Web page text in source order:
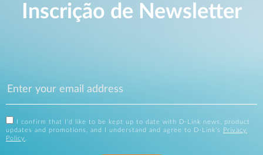
Inscrição de Newsletter
I confirm that I'd like to be kept up to date with D-Link news, product
updates and promotions, and I understand and agree to D-Link's
Privacy
Policy